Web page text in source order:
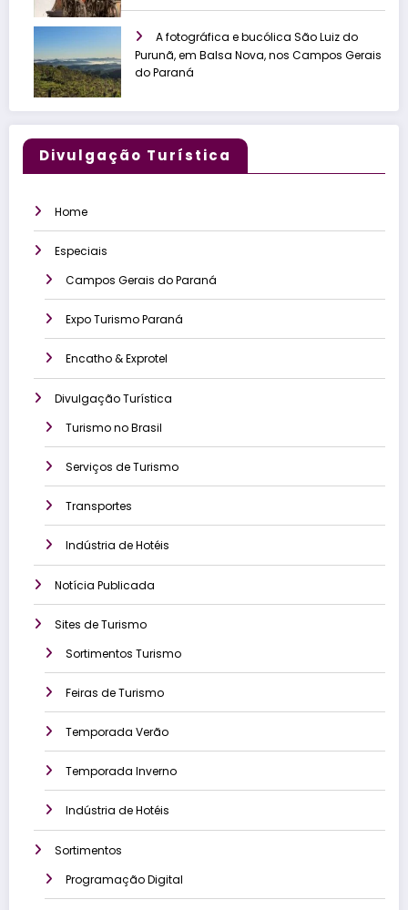
A fotográfica e bucólica São Luiz do
Purunã, em Balsa Nova, nos Campos Gerais
do Paraná
Divulgação Turística
Home
Especiais
Campos Gerais do Paraná
Expo Turismo Paraná
Encatho & Exprotel
Divulgação Turística
Turismo no Brasil
Serviços de Turismo
Transportes
Indústria de Hotéis
Notícia Publicada
Sites de Turismo
Sortimentos Turismo
Feiras de Turismo
Temporada Verão
Temporada Inverno
Indústria de Hotéis
Sortimentos
Programação Digital